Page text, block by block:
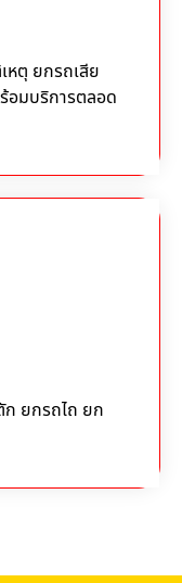
หตุ ยกรถเสีย
มบริการตลอด
ยกรถไถ ยก